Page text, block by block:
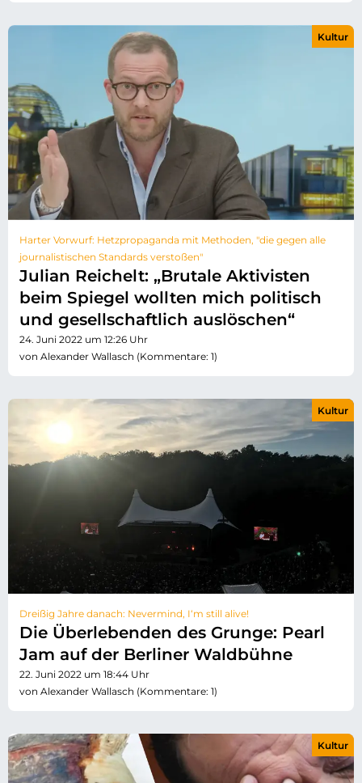
Harter Vorwurf: Hetzpropaganda mit Methoden, "die gegen alle
journalistischen Standards verstoßen"
Julian Reichelt: „Brutale Aktivisten
beim Spiegel wollten mich politisch
und gesellschaftlich auslöschen“
24. Juni 2022 um 12:26 Uhr
von Alexander Wallasch (Kommentare: 1)
Kultur
Dreißig Jahre danach: Nevermind, I‘m still alive!
Die Überlebenden des Grunge: Pearl
Jam auf der Berliner Waldbühne
22. Juni 2022 um 18:44 Uhr
von Alexander Wallasch (Kommentare: 1)
Kultur
Kultur